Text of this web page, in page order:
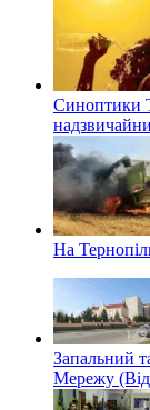
Синоптики
На
Запальний
Мережу